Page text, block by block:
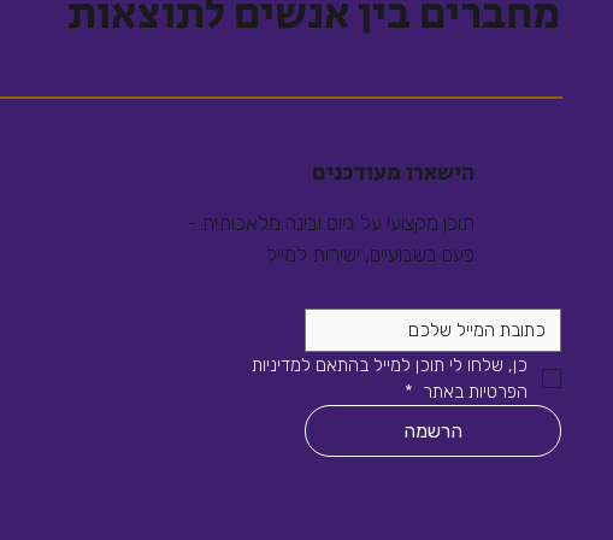
מחברים בין אנשים לתוצאות
הישארו מעודכנים
תוכן מקצועי על גיוס ובינה מלאכותית -
פעם בשבועיים, ישירות למייל
כן, שלחו לי תוכן למייל בהתאם למדיניות
הפרטיות באתר *
הרשמה